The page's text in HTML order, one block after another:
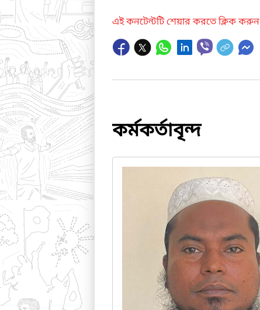
এই কনটেন্টটি শেয়ার করতে ক্লিক করুন
কর্মকর্তাবৃন্দ